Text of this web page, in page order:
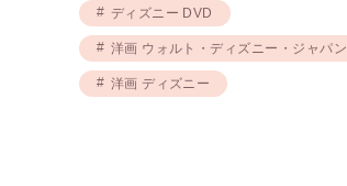
ディズニー DVD
洋画 ウォルト・ディズニー・ジャパン
洋画 ディズニー